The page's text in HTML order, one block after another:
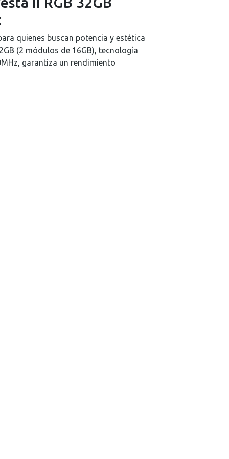
quienes buscan potencia y estética
(2 módulos de 16GB), tecnología
garantiza un rendimiento